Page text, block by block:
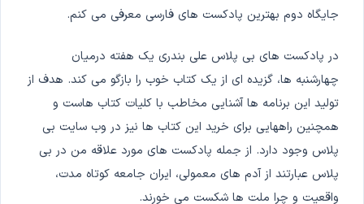
جایگاه دوم بهترین پادکست های فارسی معرفی می کنم.
در پادکست های بی پلاس علی بندری یک هفته درمیان
چهارشنبه ها، گزیده ای از یک کتاب خوب را بازگو می کند. هدف از
تولید این برنامه ها آشنایی مخاطب با کلیات کتاب هاست و
همچنین راههایی برای خرید این کتاب ها نیز در وب سایت بی
پلاس وجود دارد. از جمله پادکست های مورد علاقه من در بی
پلاس عبارتند از آدم های معمولی، ایران جامعه کوتاه مدت،
واقعیت و چرا ملت ها شکست می خورند.